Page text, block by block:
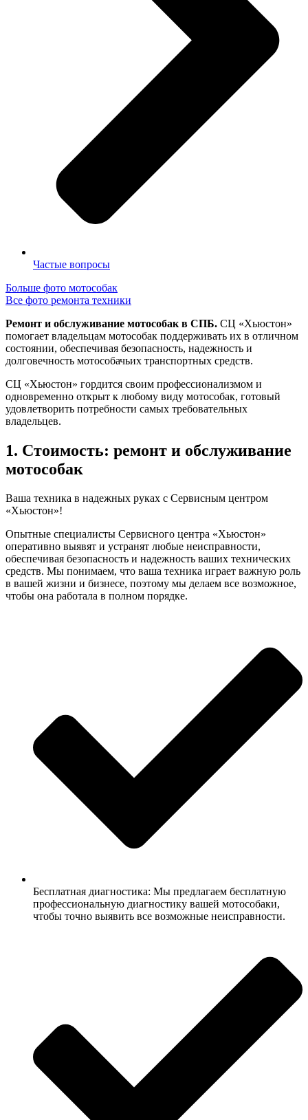
Частые вопросы
Больше фото мотособак
Все фото ремонта техники
Ремонт и обслуживание мотособак в СПБ. СЦ «Хьюстон»
помогает владельцам мотособак поддерживать их в отличном
состоянии, обеспечивая безопасность, надежность и
долговечность мотособачьих транспортных средств.
СЦ «Хьюстон» гордится своим профессионализмом и
одновременно открыт к любому виду мотособак, готовый
удовлетворить потребности самых требовательных
владельцев.
1. Стоимость: ремонт и обслуживание
мотособак
Ваша техника в надежных руках с Сервисным центром
«Хьюстон»!
Опытные специалисты Сервисного центра «Хьюстон»
оперативно выявят и устранят любые неисправности,
обеспечивая безопасность и надежность ваших технических
средств. Мы понимаем, что ваша техника играет важную роль
в вашей жизни и бизнесе, поэтому мы делаем все возможное,
чтобы она работала в полном порядке.
Бесплатная диагностика: Мы предлагаем бесплатную
профессиональную диагностику вашей мотособаки,
чтобы точно выявить все возможные неисправности.